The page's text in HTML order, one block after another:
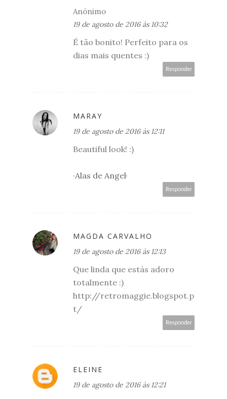
Anónimo
19 de agosto de 2016 às 10:32
É tão bonito! Perfeito para os
dias mais quentes :)
Responder
MARAY
19 de agosto de 2016 às 12:11
Beautiful look! :)
·Alas de Angel·
Responder
MAGDA CARVALHO
19 de agosto de 2016 às 12:13
Que linda que estás adoro
totalmente :)
http://retromaggie.blogspot.p
t/
Responder
ELEINE
19 de agosto de 2016 às 12:21